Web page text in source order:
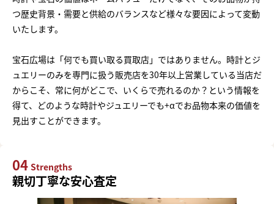
つ歴史背景・需要と供給のバランスなど様々な要因によって変動
いたします。
宝石広場は「何でも買い取る買取店」ではありません。時計とジ
ュエリーのみを専門に扱う販売店を30年以上営業している当店だ
からこそ、常に何がどこで、いくらで売れるのか？という情報を
得て、どのような時計やジュエリーでも+αでお品物本来の価値を
見出すことができます。
04 Strengths
親切丁寧な安心査定